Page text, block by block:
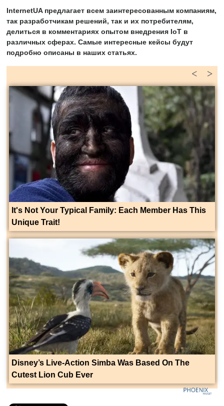
InternetUA предлагает всем заинтересованным компаниям,
так разработчикам решений, так и их потребителям,
делиться в комментариях опытом внедрения IoT в
различных сферах. Самые интересные кейсы будут
подробно описаны в наших статьях.
>
<
It's Not Your Typical Family: Each Member Has This
Unique Trait!
Disney’s Live-Action Simba Was Based On The
Cutest Lion Cub Ever